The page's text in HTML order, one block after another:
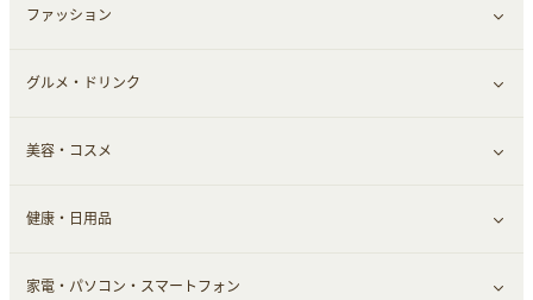
すべて見る
総合通販
デパート・スーパー
ファッション
すべて見る
ファッション
インナー・下着
靴・フットウェア
グルメ・ドリンク
すべて見る
グルメ
ドリンク
美容・コスメ
すべて見る
スキンケア
健康・日用品
すべて見る
家電・パソコン・スマートフォン